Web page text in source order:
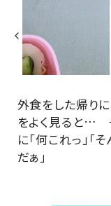
外食をした帰り
をよく見ると…
に「何これっ」「
だぁ」